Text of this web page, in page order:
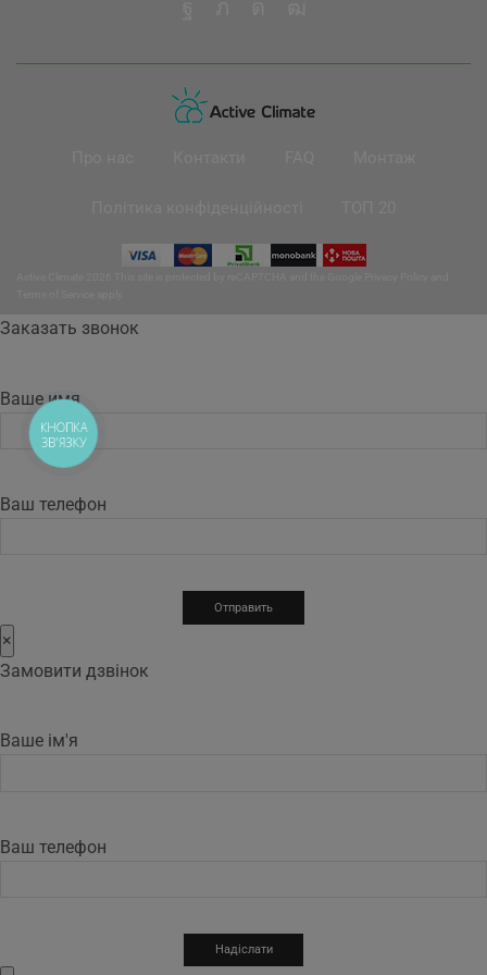
Заказать звонок
Ваше имя
Ваш телефон
×
Замовити дзвінок
Ваше ім'я
Ваш телефон
КНОПКА
ЗВ'ЯЗКУ